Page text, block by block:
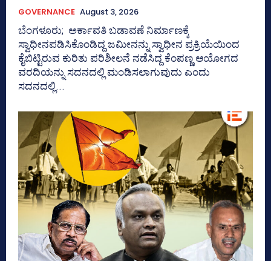
GOVERNANCE August 3, 2026
ಬೆಂಗಳೂರು; ಅರ್ಕಾವತಿ ಬಡಾವಣೆ ನಿರ್ಮಾಣಕ್ಕೆ
ಸ್ವಾಧೀನಪಡಿಸಿಕೊಂಡಿದ್ದ ಜಮೀನನ್ನು ಸ್ವಾಧೀನ ಪ್ರಕ್ರಿಯೆಯಿಂದ
ಕೈಬಿಟ್ಟಿರುವ ಕುರಿತು ಪರಿಶೀಲನೆ ನಡೆಸಿದ್ದ ಕೆಂಪಣ್ಣ ಆಯೋಗದ
ವರದಿಯನ್ನು ಸದನದಲ್ಲಿ ಮಂಡಿಸಲಾಗುವುದು ಎಂದು
ಸದನದಲ್ಲಿ...